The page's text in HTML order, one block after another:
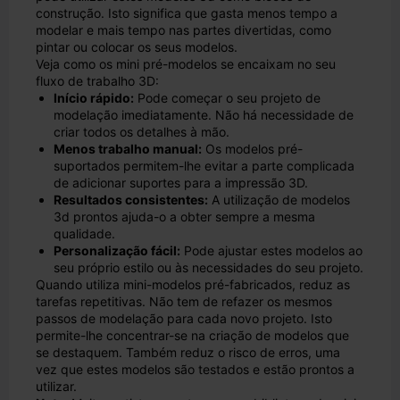
construção. Isto significa que gasta menos tempo a
modelar e mais tempo nas partes divertidas, como
pintar ou colocar os seus modelos.
Veja como os mini pré-modelos se encaixam no seu
fluxo de trabalho 3D:
Início rápido: Pode começar o seu projeto de
modelação imediatamente. Não há necessidade de
criar todos os detalhes à mão.
Menos trabalho manual: Os modelos pré-
suportados permitem-lhe evitar a parte complicada
de adicionar suportes para a impressão 3D.
Resultados consistentes: A utilização de modelos
3d prontos ajuda-o a obter sempre a mesma
qualidade.
Personalização fácil: Pode ajustar estes modelos ao
seu próprio estilo ou às necessidades do seu projeto.
Quando utiliza mini-modelos pré-fabricados, reduz as
tarefas repetitivas. Não tem de refazer os mesmos
passos de modelação para cada novo projeto. Isto
permite-lhe concentrar-se na criação de modelos que
se destaquem. Também reduz o risco de erros, uma
vez que estes modelos são testados e estão prontos a
utilizar.